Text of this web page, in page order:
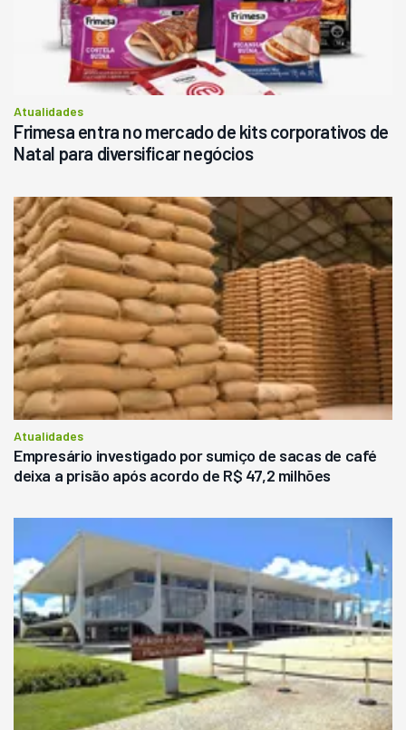
Atualidades
Frimesa entra no mercado de kits corporativos de
Natal para diversificar negócios
Atualidades
Empresário investigado por sumiço de sacas de café
deixa a prisão após acordo de R$ 47,2 milhões